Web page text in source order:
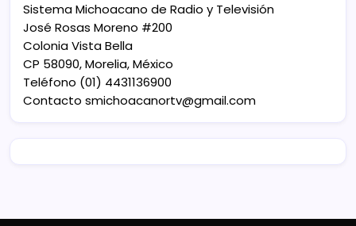
Sistema Michoacano de Radio y Televisión
José Rosas Moreno #200
Colonia Vista Bella
CP 58090, Morelia, México
Teléfono (01) 4431136900
Contacto smichoacanortv@gmail.com